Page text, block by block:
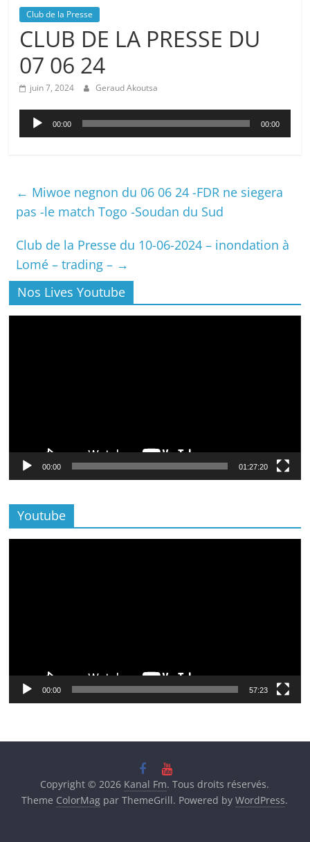
Club de la Presse
CLUB DE LA PRESSE DU
07 06 24
juin 7, 2024 Geraud Akoutsa
Lecteur
audio
00:00 00:00
← Miwoe negnon du 06 06 24 -FDR ne siegera
pas -le match Togo -Soudan du Sud
Club de la Presse du 10-06-2024 – inondation à
Lomé – trading – →
Nos Lives Youtube
00:00 01:27:20
Youtube
00:00 57:23
Copyright © 2026 Kanal Fm. Tous droits réservés.
Theme ColorMag par ThemeGrill. Powered byWordPress.